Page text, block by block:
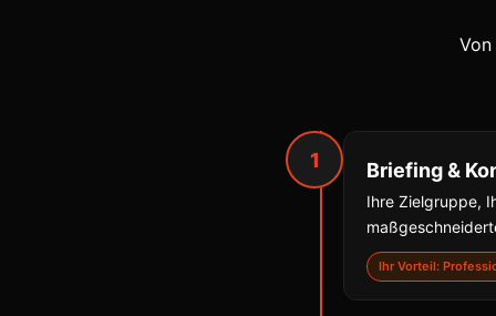
1 Briefing &
Ihre Zielgruppe,
Ihr Vorteil: